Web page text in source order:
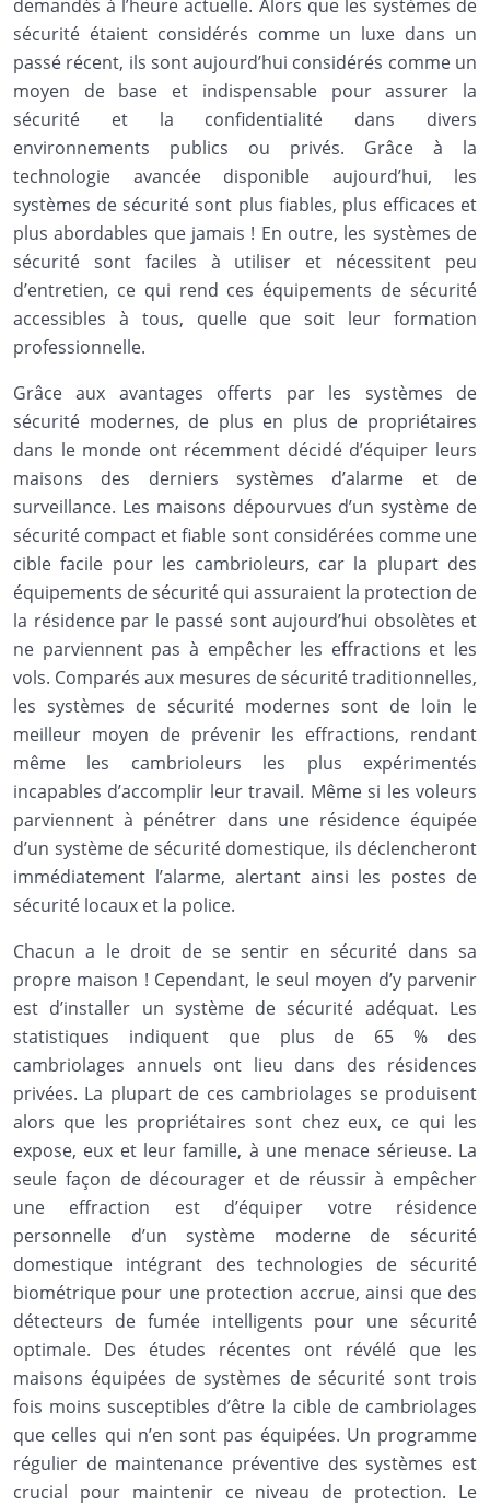
demandés à l’heure actuelle. Alors que les systèmes de
sécurité étaient considérés comme un luxe dans un
passé récent, ils sont aujourd’hui considérés comme un
moyen de base et indispensable pour assurer la
sécurité et la confidentialité dans divers
environnements publics ou privés. Grâce à la
technologie avancée disponible aujourd’hui, les
systèmes de sécurité sont plus fiables, plus efficaces et
plus abordables que jamais ! En outre, les systèmes de
sécurité sont faciles à utiliser et nécessitent peu
d’entretien, ce qui rend ces équipements de sécurité
accessibles à tous, quelle que soit leur formation
professionnelle.
Grâce aux avantages offerts par les systèmes de
sécurité modernes, de plus en plus de propriétaires
dans le monde ont récemment décidé d’équiper leurs
maisons des derniers systèmes d’alarme et de
surveillance. Les maisons dépourvues d’un système de
sécurité compact et fiable sont considérées comme une
cible facile pour les cambrioleurs, car la plupart des
équipements de sécurité qui assuraient la protection de
la résidence par le passé sont aujourd’hui obsolètes et
ne parviennent pas à empêcher les effractions et les
vols. Comparés aux mesures de sécurité traditionnelles,
les systèmes de sécurité modernes sont de loin le
meilleur moyen de prévenir les effractions, rendant
même les cambrioleurs les plus expérimentés
incapables d’accomplir leur travail. Même si les voleurs
parviennent à pénétrer dans une résidence équipée
d’un système de sécurité domestique, ils déclencheront
immédiatement l’alarme, alertant ainsi les postes de
sécurité locaux et la police.
Chacun a le droit de se sentir en sécurité dans sa
propre maison ! Cependant, le seul moyen d’y parvenir
est d’installer un système de sécurité adéquat. Les
statistiques indiquent que plus de 65 % des
cambriolages annuels ont lieu dans des résidences
privées. La plupart de ces cambriolages se produisent
alors que les propriétaires sont chez eux, ce qui les
expose, eux et leur famille, à une menace sérieuse. La
seule façon de décourager et de réussir à empêcher
une effraction est d’équiper votre résidence
personnelle d’un système moderne de sécurité
domestique intégrant des technologies de sécurité
biométrique pour une protection accrue, ainsi que des
détecteurs de fumée intelligents pour une sécurité
optimale. Des études récentes ont révélé que les
maisons équipées de systèmes de sécurité sont trois
fois moins susceptibles d’être la cible de cambriolages
que celles qui n’en sont pas équipées. Un programme
régulier de maintenance préventive des systèmes est
crucial pour maintenir ce niveau de protection. Le